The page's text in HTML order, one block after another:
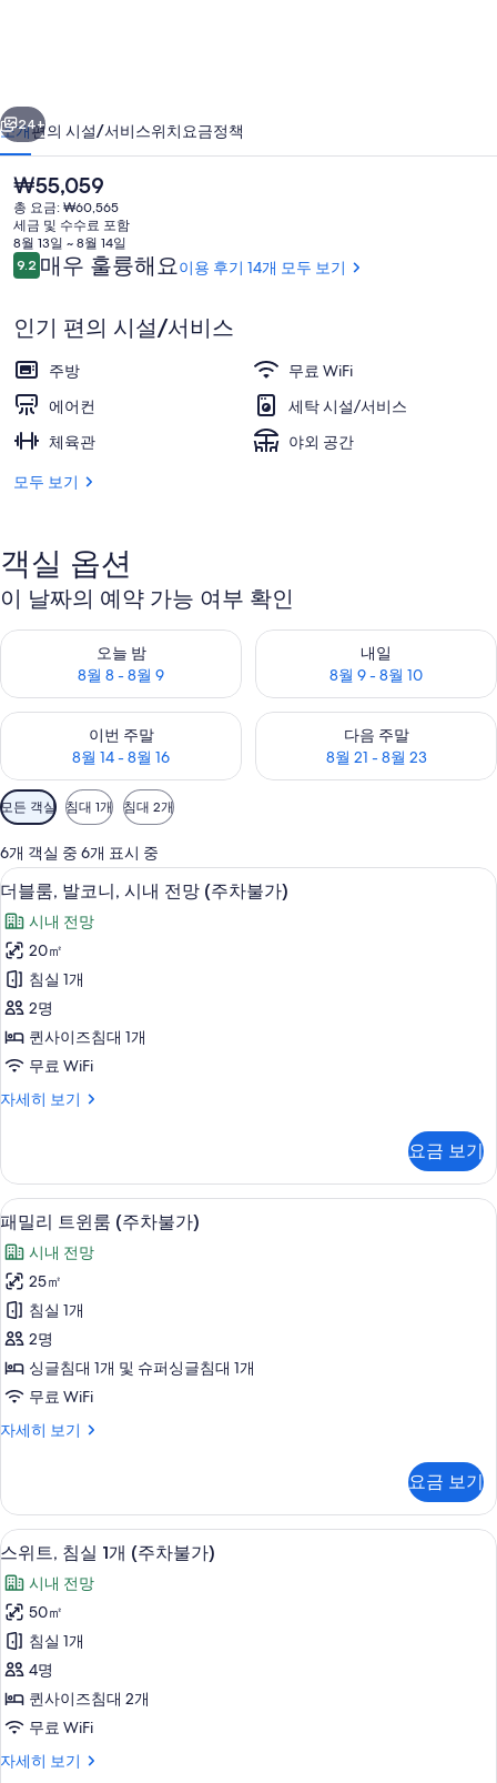
평
택
의
사
진
러
리
리셉션
다음
24+
소개편의 시설/서비스위치요금정책
현
재
가
격
은
₩55,059
₩55,059
총 요금: ₩60,565
세금 및 수수료 포함
8월 13일 ~ 8월 14일
이
용
기
9.210점 만점 중 9.2점.
매우 훌륭해요이용 후기 14개 모두 보기
인기 편의 시설/서비스
주방
무료 WiFi
에어컨
세탁 시설/서비스
체육관
야외 공간
모두 보기
객실 옵션
이 날짜의 예약 가능 여부 확인
오늘 밤
8월 8 - 8월 9
오늘 밤 예약 가능 여부 확인, 8월 8 - 8월 9
내일
8월 9 - 8월 10
내일 예약 가능 여부 확인, 8월
이번 주말
8월 14 - 8월 16
이번 주말 예약 가능 여부 확인, 8월 14 - 8월 16
다음 주말
8월 21 - 8월 23
다음 주말 예약 가능 여부 확인
객
실
에
사
용
가
능
한
필
터
모든 객실 침대 1개 침대 2개
6개 객실 중 6개 표시 중
더
블
룸,
발
코
니,
시
전
(주
차
불
가)
사
진
모
두
보
기
더블룸, 발코니, 시내 전망 (주차불가)
6
더블룸, 발코니, 시내 전망 (주차불가)
시내 전망
20㎡
침실 1개
2명
퀸사이즈침대 1개
무료 WiFi
자세히 보기
더
코
니,
시
내
전
망
(주
차
불
가)
자
세
보
요금 보기
패
밀
리
트
윈
룸
(주
불
사
진
모
두
보
기
패밀리 트윈룸 (주차불가) | 고급 침구,
6
패밀리 트윈룸 (주차불가)
시내 전망
25㎡
침실 1개
2명
싱글침대 1개 및 슈퍼싱글침대 1개
무료 WiFi
자세히 보기
패
윈
룸
(주
불
가)
자
세
히
보
기
요금 보기
스
위
트,
침
실
1
개
(주
차
스위트, 침실 1개 (주차불가) | 고급 침
6
스위트, 침실 1개 (주차불가)
시내 전망
50㎡
침실 1개
4명
퀸사이즈침대 2개
무료 WiFi
자세히 보기
스